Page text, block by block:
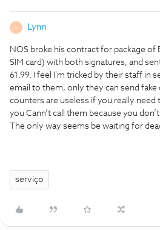
Lynn
NOS broke his contract for package of
SIM card) with both signatures, and
61.99. I feel I'm tricked by their staff in
email to them, only they can send
counters are useless if you really need
you Cann’t call them because you
The only way seems be waiting for
serviço